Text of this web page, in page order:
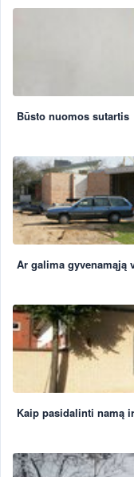
Būsto nuomos sutartis
Ar galima gyvenamąją
Kaip pasidalinti namą